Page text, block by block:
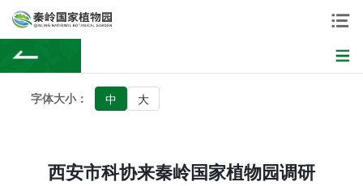
字体大小： 中 大
西安市科协来秦岭国家植物园调研